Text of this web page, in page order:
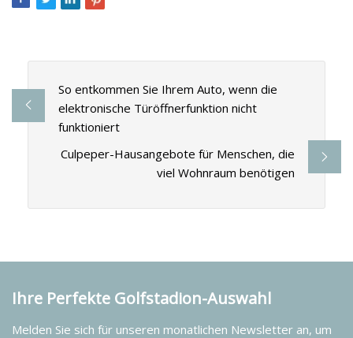
So entkommen Sie Ihrem Auto, wenn die
elektronische Türöffnerfunktion nicht
funktioniert
Culpeper-Hausangebote für Menschen, die
viel Wohnraum benötigen
Ihre Perfekte Golfstadion-Auswahl
Melden Sie sich für unseren monatlichen Newsletter an, um